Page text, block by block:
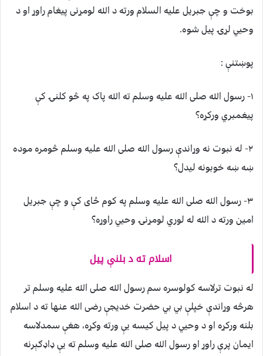
بوخت و چې جبريل عليه السلام ورته د الله لومړنی پيغام راوړ او د
وحيي لړۍ پيل شوه.
پوښتنې :
۱- رسول الله صلی الله عليه وسلم ته الله پاک په څو کلنۍ کې
پيغمبري ورکړه؟
۲- له نبوت نه وړاندې رسول الله صلی الله عليه وسلم څومره موده
ښه ښه خوبونه ليدل؟
۳- رسول الله صلی الله عليه وسلم په کوم ځای کې و چې جبريل
امين ورته د الله له لوري لومړنۍ وحيي راوړه؟
اسلام ته د بلنې پيل
له نبوت ترلاسه کولوسره سم رسول الله صلی الله عليه وسلم تر
هرڅه وړاندې خپلې بي بي حضرت خديجې رضی الله عنها ته د اسلام
بلنه ورکړه او د وحيي د پيل کيسه يې ورته وکړه، هغې سمدلاسه
ايمان پرې راوړ او رسول الله صلی الله عليه وسلم ته يې ډاډګېرنه